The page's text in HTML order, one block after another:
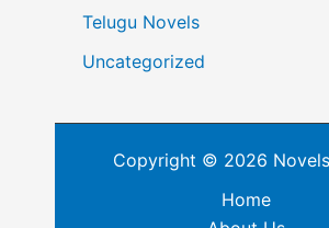
Telugu Novels
Uncategorized
Copyright © 2026
Home